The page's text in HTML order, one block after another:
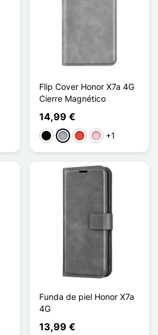
Flip Cover Honor X7a 4G
Cierre Magnético
14,99 €
Negro
Gris RojoRosa+1
Funda de piel Honor X7a
4G
13,99 €